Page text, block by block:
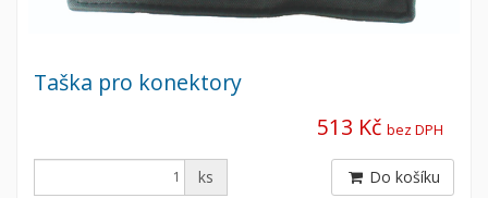
Taška pro konektory
513 Kč bez DPH
ks Do košíku